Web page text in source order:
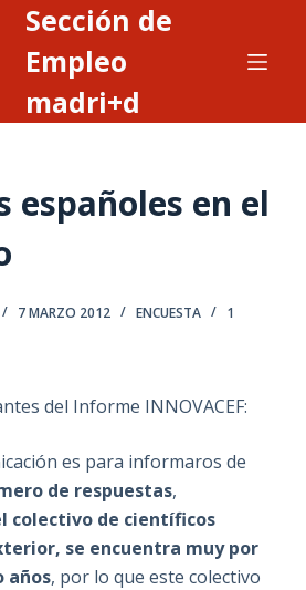
Sección de
Empleo
madri+d
españoles en el
7 MARZO 2012 ENCUESTA
1
del Informe INNOVACEF:
es para informaros de
de respuestas,
colectivo de científicos
se encuentra muy por
años, por lo que este colectivo